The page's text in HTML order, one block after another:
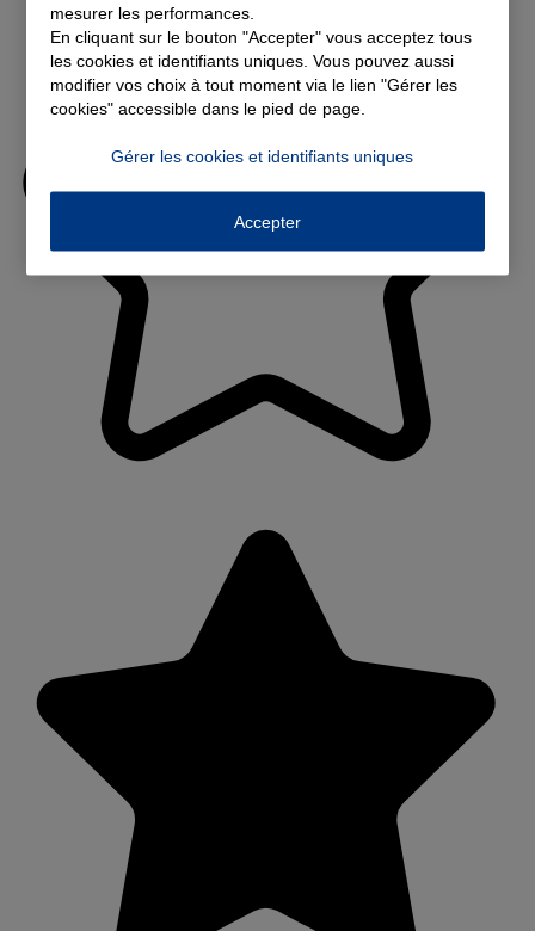
mesurer les performances.
En cliquant sur le bouton "Accepter" vous acceptez tous
les cookies et identifiants uniques. Vous pouvez aussi
modifier vos choix à tout moment via le lien "Gérer les
cookies" accessible dans le pied de page.
Gérer les cookies et identifiants uniques
Accepter